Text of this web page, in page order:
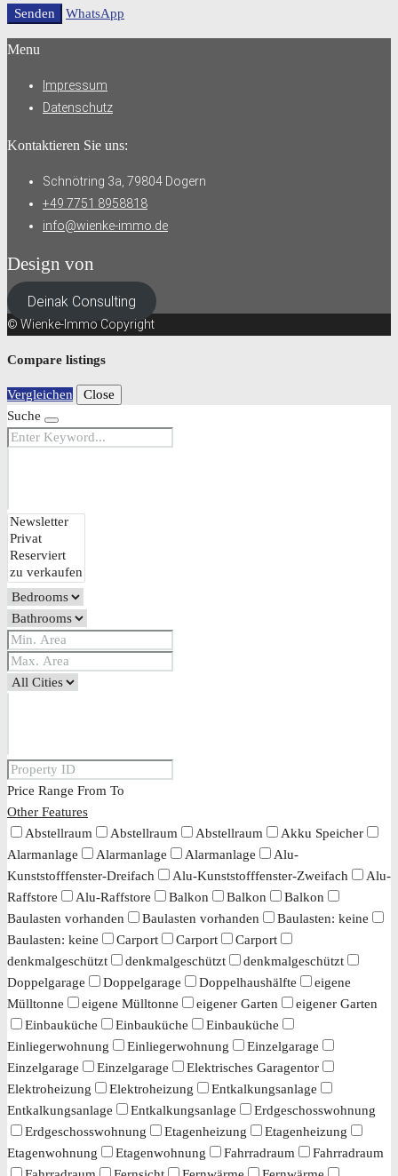
Senden
WhatsApp
Menu
Impressum
Datenschutz
Kontaktieren Sie uns:
Schnötring 3a, 79804 Dogern
+49 7751 8958818
info@wienke-immo.de
Design von
Deinak Consulting
© Wienke-Immo Copyright
Compare listings
Vergleichen
Close
Suche
Price Range From To
Other Features
Abstellraum
Abstellraum Abstellraum
Akku Speicher
Alarmanlage
Alarmanlage Alarmanlage
Alu-
Kunststofffenster-Dreifach
Alu-Kunststofffenster-Zweifach
Alu-
Raffstore
Alu-Raffstore Balkon Balkon
Balkon
Baulasten vorhanden
Baulasten vorhanden
Baulasten: keine
Baulasten: keine
Carport Carport
Carport
denkmalgeschützt
denkmalgeschützt
denkmalgeschützt
Doppelgarage
Doppelgarage Doppelhaushälfte
eigene
Mülltonne
eigene Mülltonne eigener Garten
eigener Garten
Einbauküche
Einbauküche
Einbauküche
Einliegerwohnung
Einliegerwohnung
Einzelgarage
Einzelgarage
Einzelgarage
Elektrisches Garagentor
Elektroheizung
Elektroheizung
Entkalkungsanlage
Entkalkungsanlage
Entkalkungsanlage
Erdgeschosswohnung
Erdgeschosswohnung
Etagenheizung
Etagenheizung
Etagenwohnung
Etagenwohnung Fahrradraum
Fahrradraum